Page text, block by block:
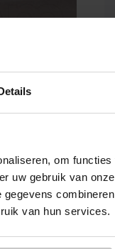
om
uw gebruik van
van hun services.
vergroten